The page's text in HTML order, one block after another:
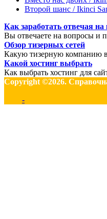
Второй шанс / Ikinci
Как заработать отвечая
Вы отвечаете на вопросы и
Обзор тизерных сетей
Какую тизерную компанию
Какой хостинг выбрать
Как выбрать хостинг для
Copyright ©2026.
-